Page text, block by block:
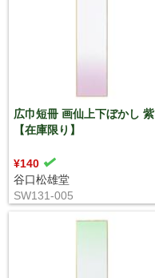
広巾短冊 画仙上下ぼかし 紫
【在庫限り】
¥140
谷口松雄堂
SW131-005